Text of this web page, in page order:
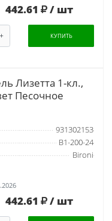
442.61 / шт
+ КУПИТЬ
Лизетта 1-кл.,
Песочное
931302153
B1-200-24
Bironi
442.61 / шт